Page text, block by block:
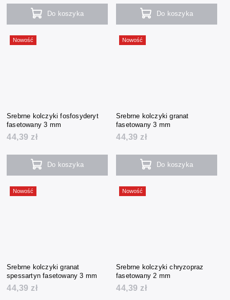
Do koszyka Do koszyka
Nowość
Srebrne kolczyki fosfosyderyt
fasetowany 3 mm
44,39 zł
Do koszyka
Nowość
Srebrne kolczyki granat
fasetowany 3 mm
44,39 zł
Do koszyka
Nowość
Srebrne kolczyki granat
spessartyn fasetowany 3 mm
44,39 zł
Nowość
Srebrne kolczyki chryzopraz
fasetowany 2 mm
44,39 zł